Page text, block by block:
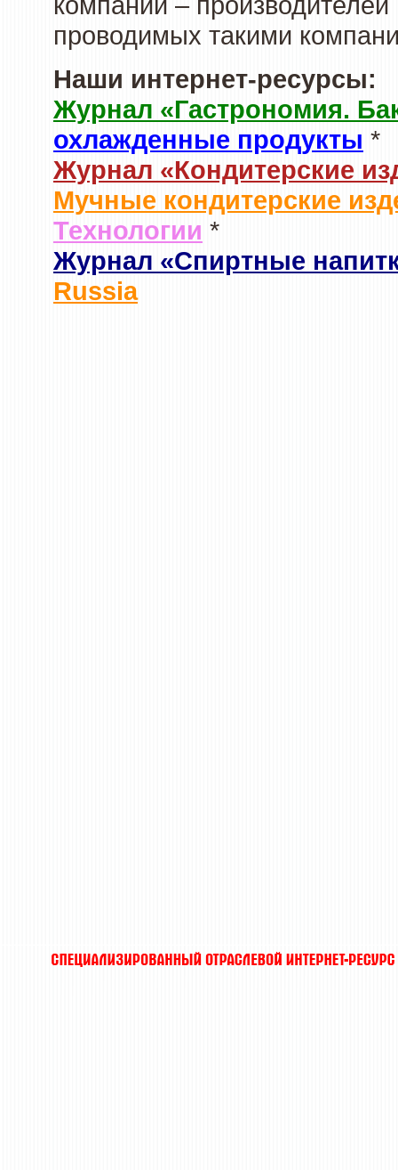
проводимых такими
Наши интернет-ресурсы:
Журнал «Гастрономия.
охлажденные продукты *
Журнал «Кондитерские
Мучные кондитерские
Технологии *
Журнал «Спиртные
Russia